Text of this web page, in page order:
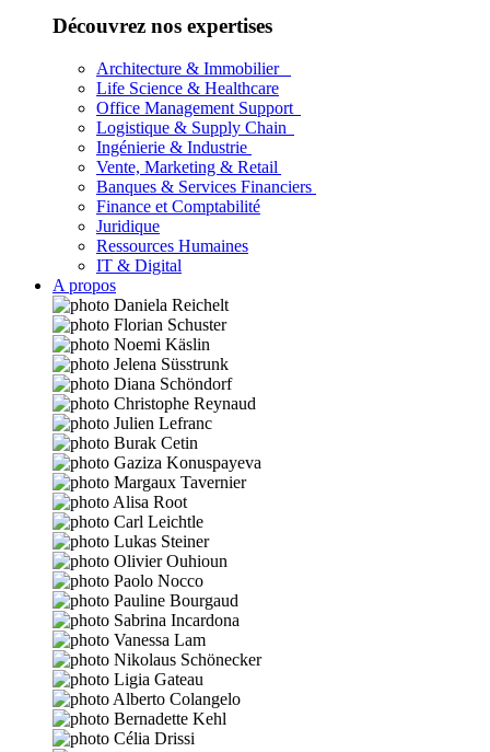
Découvrez nos expertises
Architecture & Immobilier
Life Science & Healthcare
Office Management Support
Logistique & Supply Chain
Ingénierie & Industrie
Vente, Marketing & Retail
Banques & Services Financiers
Finance et Comptabilité
Juridique
Ressources Humaines
IT & Digital
A propos